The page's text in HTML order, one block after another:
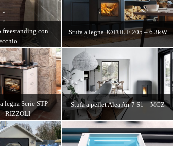
con
Stufa a legna JØTUL F 205 – 6.3kW
DETTAGLI
legna Serie STP
RIZZOLI
Stufa a pellet Alea Air 7 S1 – MCZ
DETTAGLI